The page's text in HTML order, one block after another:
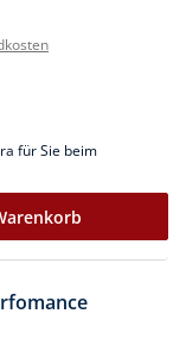
für Sie beim